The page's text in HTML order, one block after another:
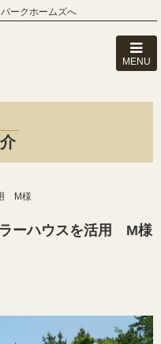
ークホームズへ
MENU
M様
ーハウスを活用 M様